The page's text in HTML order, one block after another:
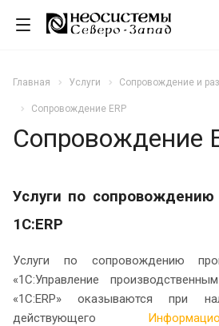
Главная Услуги Сопровождение и
Сопровождение ERP
Сопровождение
Услуги по
1С:ERP
Услуги по сопровождению
«1С:Управление
«1С:ERP» оказываются при
действующего